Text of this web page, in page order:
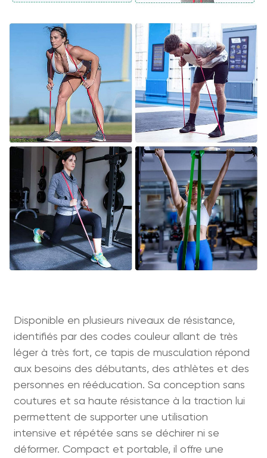
Disponible en plusieurs niveaux de résistance,
identifiés par des codes couleur allant de très
léger à très fort, ce tapis de musculation répond
aux besoins des débutants, des athlètes et des
personnes en rééducation. Sa conception sans
coutures et sa haute résistance à la traction lui
permettent de supporter une utilisation
intensive et répétée sans se déchirer ni se
déformer. Compact et portable, il offre une